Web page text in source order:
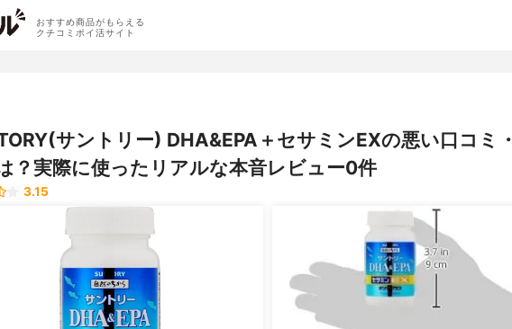
おすすめ商品がもらえる
クチコミポイ活サイト
サントリー) DHA&EPA＋セサミンEXの悪い口コミ・
？実際に使ったリアルな本音レビュー0件
3.15